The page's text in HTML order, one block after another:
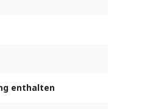
enthalten